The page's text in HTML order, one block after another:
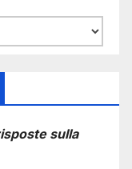
sulla